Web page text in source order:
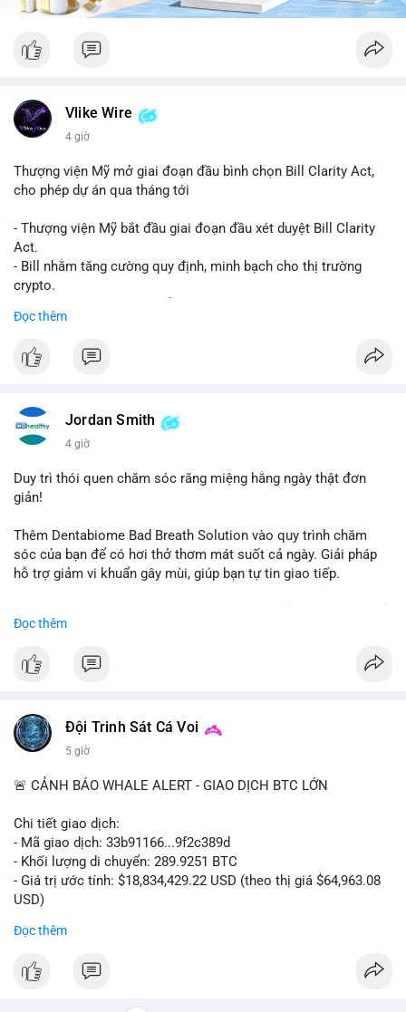
Vlike Wire
4 giờ
Thượng viện Mỹ mở giai đoạn đầu bình chọn Bill Clarity Act,
cho phép dự án qua tháng tới
- Thượng viện Mỹ bắt đầu giai đoạn đầu xét duyệt Bill Clarity
Act.
- Bill nhằm tăng cường quy định, minh bạch cho thị trường
crypto.
- Bill có thể ảnh hưởng pháp lý, hoạt động của các đồng tiền kỹ
$btc $eth
#vlikevn #titanbot
Đọc thêm
Jordan Smith
4 giờ
Duy trì thói quen chăm sóc răng miệng hằng ngày thật đơn
giản!
Thêm Dentabiome Bad Breath Solution vào quy trình chăm
sóc của bạn để có hơi thở thơm mát suốt cả ngày. Giải pháp
hỗ trợ giảm vi khuẩn gây mùi, giúp bạn tự tin giao tiếp.
lớn cho nụ cười khỏe mạnh.
#dentabiome #badbreathsolution
Đọc thêm
Đội Trinh Sát Cá Voi
5 giờ
🚨 CẢNH BÁO WHALE ALERT - GIAO DỊCH BTC LỚN
Chi tiết giao dịch:
- Mã giao dịch: 33b91166...9f2c389d
- Khối lượng di chuyển: 289.9251 BTC
- Giá trị ước tính: $18,834,429.22 USD (theo thị giá $64,963.08
USD)
Khối lượng gần 290 BTC tương đương gần 19 triệu USD được
Đọc thêm